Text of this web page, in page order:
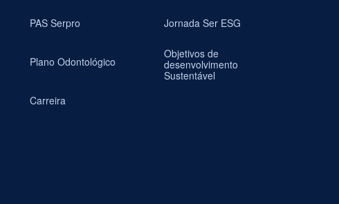
PAS Serpro
Plano Odontológico
Carreira
Jornada Ser ESG
Objetivos de
desenvolvimento
Sustentável